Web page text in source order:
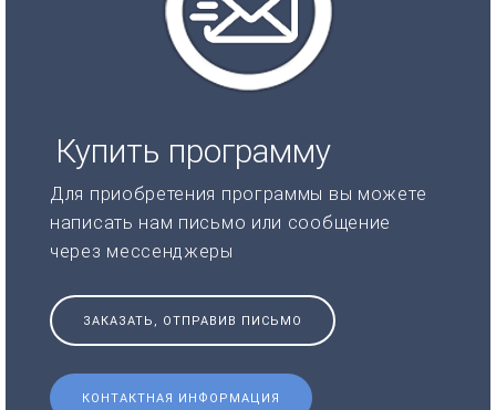
Купить программу
Для приобретения программы вы можете
написать нам письмо или сообщение
через мессенджеры
ЗАКАЗАТЬ, ОТПРАВИВ ПИСЬМО
КОНТАКТНАЯ ИНФОРМАЦИЯ